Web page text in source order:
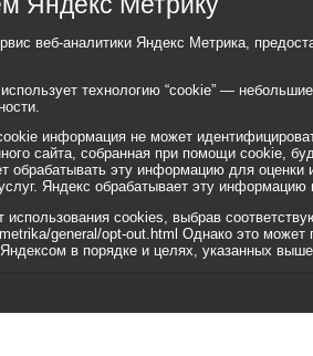
веб-аналитики Яндекс Метрика,
технологию “cookie” —
информация не может
сайта, собранная при помощи cookie,
обрабатывать эту информацию для оценки
Яндекс обрабатывает эту
использования cookies, выбрав
general/opt-out.html Однако это может
в порядке и целях, указанных